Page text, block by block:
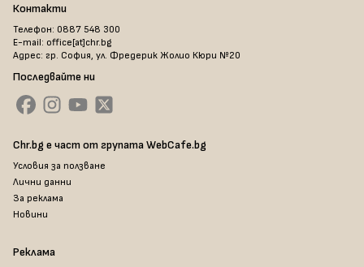
Контакти
Телефон: 0887 548 300
E-mail: office[at]chr.bg
Адрес: гр. София, ул. Фредерик Жолио Кюри №20
Последвайте ни
Chr.bg е част от групата WebCafe.bg
Условия за ползване
Лични данни
За реклама
Новини
Реклама